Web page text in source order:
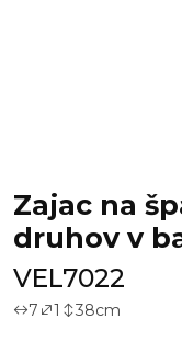
Zajac na
druhov v
VEL7022
7 1 38cm